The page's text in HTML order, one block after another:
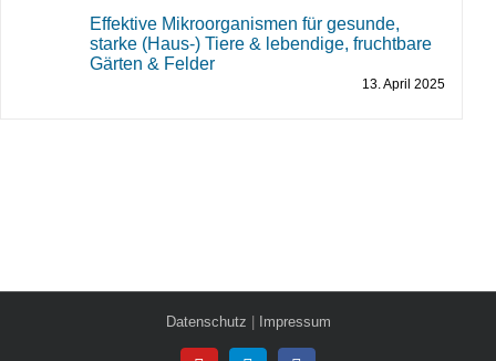
Effektive Mikroorganismen für gesunde,
starke (Haus-) Tiere & lebendige, fruchtbare
Gärten & Felder
13. April 2025
Datenschutz Impressum